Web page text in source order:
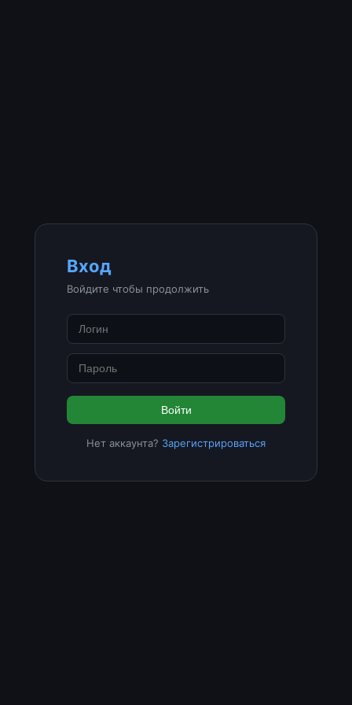
Вход
Войдите чтобы продолжить
Войти
Нет аккаунта? Зарегистрироваться